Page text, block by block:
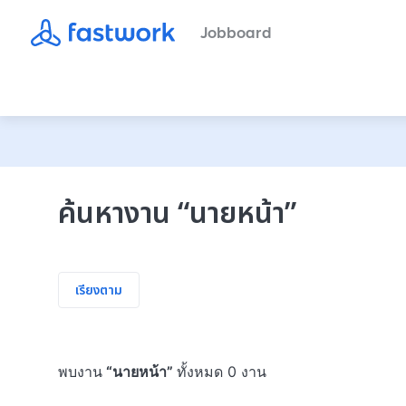
Jobboard
ค้นหางาน “นายหน้า”
เรียงตาม
พบงาน “นายหน้า” ทั้งหมด 0 งาน